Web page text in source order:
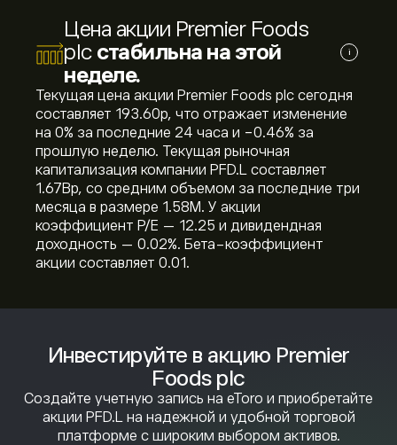
Инвестируйте в акцию Premier
Foods plc
Создайте учетную запись на eToro и приобретайте
акции PFD.L на надежной и удобной торговой
платформе с широким выбором активов.
Цена акции Premier Foods
plc стабильна на этой
неделе.
i
Текущая цена акции Premier Foods plc сегодня
составляет 193.60‎p‎, что отражает изменение
на ‎0‎% за последние 24 часа и ‎-0.46‎% за
прошлую неделю. Текущая рыночная
капитализация компании PFD.L составляет
1.67B‎p‎, со средним объемом за последние три
месяца в размере 1.58M. У акции
коэффициент P/E — 12.25 и дивидендная
доходность — 0.02%. Бета-коэффициент
акции составляет 0.01.